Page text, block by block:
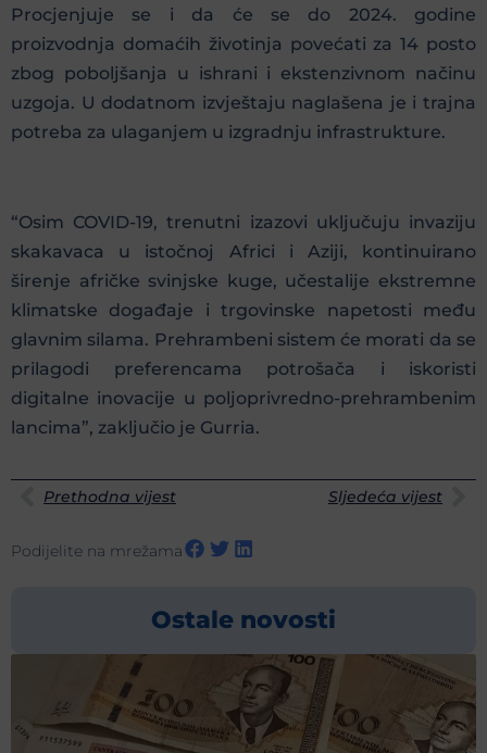
Procjenjuje se i da će se do 2024. godine
proizvodnja domaćih životinja povećati za 14 posto
zbog poboljšanja u ishrani i ekstenzivnom načinu
uzgoja. U dodatnom izvještaju naglašena je i trajna
potreba za ulaganjem u izgradnju infrastrukture.
“Osim COVID-19, trenutni izazovi uključuju invaziju
skakavaca u istočnoj Africi i Aziji, kontinuirano
širenje afričke svinjske kuge, učestalije ekstremne
klimatske događaje i trgovinske napetosti među
glavnim silama. Prehrambeni sistem će morati da se
prilagodi preferencama potrošača i iskoristi
digitalne inovacije u poljoprivredno-prehrambenim
lancima”, zaključio je Gurria.
Prethodna vijest Sljedeća vijest
Podijelite na mrežama
Ostale novosti